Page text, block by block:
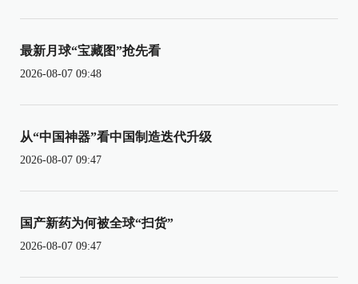
最新月球“宝藏图”抢先看
2026-08-07 09:48
从“中国神器”看中国制造迭代升级
2026-08-07 09:47
国产新药为何被全球“扫货”
2026-08-07 09:47